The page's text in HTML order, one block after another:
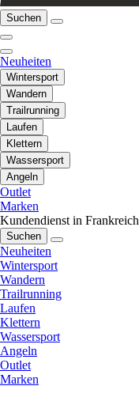
Suchen
Neuheiten
Wintersport
Wandern
Trailrunning
Laufen
Klettern
Wassersport
Angeln
Outlet
Marken
Kundendienst in Frankreich
Suchen
Neuheiten
Wintersport
Wandern
Trailrunning
Laufen
Klettern
Wassersport
Angeln
Outlet
Marken